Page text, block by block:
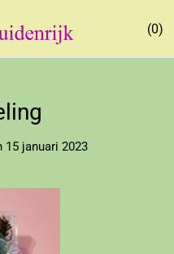
0
15 januari 2023